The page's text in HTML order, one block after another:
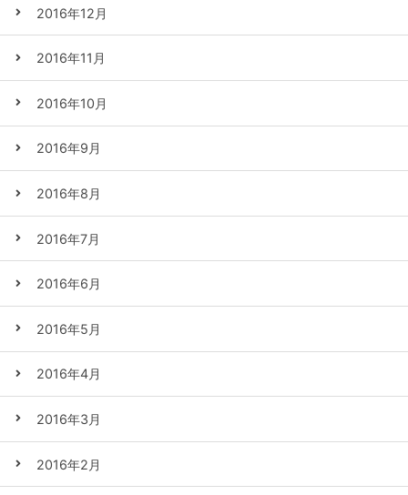
2016年12月
2016年11月
2016年10月
2016年9月
2016年8月
2016年7月
2016年6月
2016年5月
2016年4月
2016年3月
2016年2月